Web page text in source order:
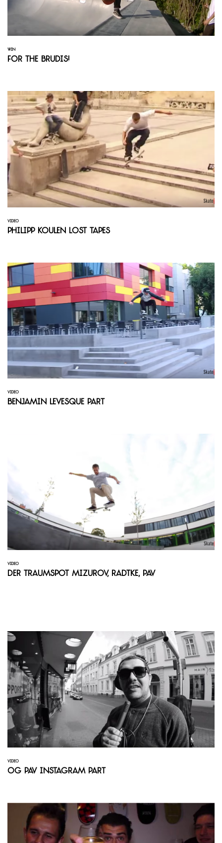
WIN
For the Brudis!
VIDEO
Philipp Koulen Lost Tapes
VIDEO
Benjamin Levesque Part
VIDEO
Der Traumspot Mizurov, Radtke, Pav
VIDEO
OG Pav Instagram Part